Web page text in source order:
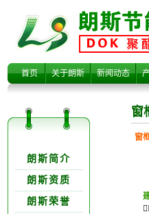
窗框
首页 关于朗斯 新闻动态
窗
窗
朗斯简介
朗斯资质
朗斯荣誉